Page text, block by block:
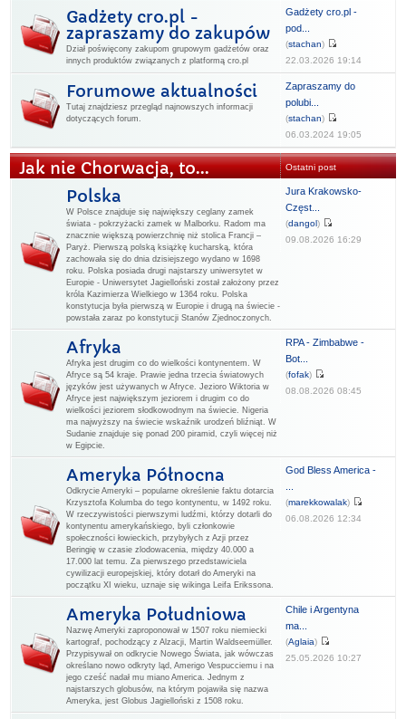
Gadżety cro.pl -
zapraszamy do zakupów
Dział poświęcony zakupom grupowym gadżetów oraz
innych produktów związanych z platformą cro.pl
Gadżety cro.pl -
pod...
(stachan)
22.03.2026 19:14
Forumowe aktualności
Tutaj znajdziesz przegląd najnowszych informacji
dotyczących forum.
Zapraszamy do
polubi...
(stachan)
06.03.2024 19:05
Jak nie Chorwacja, to... Ostatni post
Polska
W Polsce znajduje się największy ceglany zamek
świata - pokrzyżacki zamek w Malborku. Radom ma
znacznie większą powierzchnię niż stolica Francji –
Paryż. Pierwszą polską książkę kucharską, która
zachowała się do dnia dzisiejszego wydano w 1698
roku. Polska posiada drugi najstarszy uniwersytet w
Europie - Uniwersytet Jagielloński został założony przez
króla Kazimierza Wielkiego w 1364 roku. Polska
konstytucja była pierwszą w Europie i drugą na świecie -
powstała zaraz po konstytucji Stanów Zjednoczonych.
Jura Krakowsko-
Częst...
(dangol)
09.08.2026 16:29
Afryka
Afryka jest drugim co do wielkości kontynentem. W
Afryce są 54 kraje. Prawie jedna trzecia światowych
języków jest używanych w Afryce. Jezioro Wiktoria w
Afryce jest największym jeziorem i drugim co do
wielkości jeziorem słodkowodnym na świecie. Nigeria
ma najwyższy na świecie wskaźnik urodzeń bliźniąt. W
Sudanie znajduje się ponad 200 piramid, czyli więcej niż
w Egipcie.
RPA - Zimbabwe -
Bot...
(fofak)
08.08.2026 08:45
Ameryka Północna
Odkrycie Ameryki – popularne określenie faktu dotarcia
Krzysztofa Kolumba do tego kontynentu, w 1492 roku.
W rzeczywistości pierwszymi ludźmi, którzy dotarli do
kontynentu amerykańskiego, byli członkowie
społeczności łowieckich, przybyłych z Azji przez
Beringię w czasie zlodowacenia, między 40.000 a
17.000 lat temu. Za pierwszego przedstawiciela
cywilizacji europejskiej, który dotarł do Ameryki na
początku XI wieku, uznaje się wikinga Leifa Erikssona.
God Bless America -
(marekkowalak)
06.08.2026 12:34
Ameryka Południowa
Nazwę Ameryki zaproponował w 1507 roku niemiecki
kartograf, pochodzący z Alzacji, Martin Waldseemüller.
Przypisywał on odkrycie Nowego Świata, jak wówczas
określano nowo odkryty ląd, Amerigo Vespucciemu i na
jego cześć nadał mu miano America. Jednym z
najstarszych globusów, na którym pojawiła się nazwa
Ameryka, jest Globus Jagielloński z 1508 roku.
Chile i Argentyna
ma...
(Aglaia)
25.05.2026 10:27